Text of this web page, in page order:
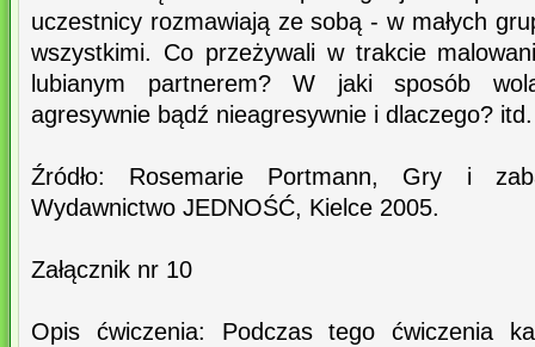
uczestnicy rozmawiają ze sobą - w małych
wszystkimi. Co przeżywali w trakcie
lubianym partnerem? W jaki sposób
agresywnie bądź nieagresywnie i dlaczego? itd.
Źródło: Rosemarie Portmann, Gry i
Wydawnictwo JEDNOŚĆ, Kielce 2005.
Załącznik nr 10
Opis ćwiczenia: Podczas tego ćwiczenia